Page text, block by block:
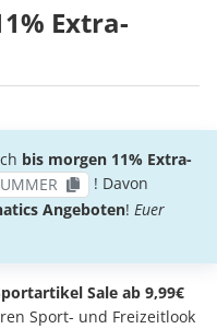
Extra-
bis morgen 11% Extra-
! Davon
Angeboten! Euer
Sale ab 9,99€
Sport- und Freizeitlook